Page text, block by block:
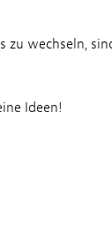
zu wechseln,
Ideen!